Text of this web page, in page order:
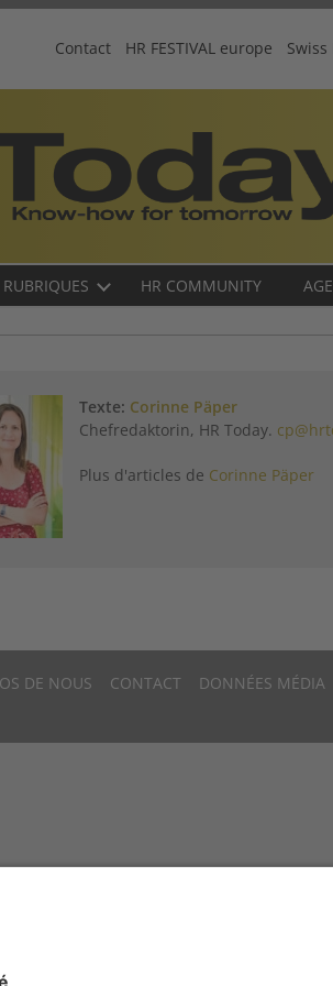
Contact HR FESTIVAL europe Swiss
RUBRIQUES HR COMMUNITY
Texte: Corinne Päper
Chefredaktorin, HR Today.
Plus d'articles de Corinne Päper
DE NOUS CONTACT DONNÉES MÉDIA